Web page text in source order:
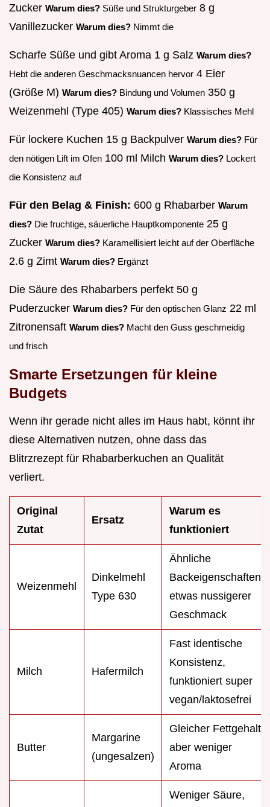
Zucker Warum dies? Süße und Strukturgeber 8 g
Vanillezucker Warum dies? Nimmt die
Scharfe Süße und gibt Aroma 1 g Salz Warum dies?
Hebt die anderen Geschmacksnuancen hervor 4 Eier
(Größe M) Warum dies? Bindung und Volumen 350 g
Weizenmehl (Type 405) Warum dies? Klassisches Mehl
Für lockere Kuchen 15 g Backpulver Warum dies? Für
den nötigen Lift im Ofen 100 ml Milch Warum dies? Lockert
die Konsistenz auf
Für den Belag & Finish: 600 g Rhabarber Warum
dies? Die fruchtige, säuerliche Hauptkomponente 25 g
Zucker Warum dies? Karamellisiert leicht auf der Oberfläche
2.6 g Zimt Warum dies? Ergänzt
Die Säure des Rhabarbers perfekt 50 g
Puderzucker Warum dies? Für den optischen Glanz 22 ml
Zitronensaft Warum dies? Macht den Guss geschmeidig
und frisch
Smarte Ersetzungen für kleine
Budgets
Wenn ihr gerade nicht alles im Haus habt, könnt ihr
diese Alternativen nutzen, ohne dass das
Blitrzrezept für Rhabarberkuchen an Qualität
verliert.
Original
Zutat
Ersatz
Warum es
funktioniert
Weizenmehl
Dinkelmehl
Type 630
Ähnliche
Backeigenschaften,
etwas nussigerer
Geschmack
Milch Hafermilch
Fast identische
Konsistenz,
funktioniert super
vegan/laktosefrei
Butter
Margarine
(ungesalzen)
Gleicher Fettgehalt,
aber weniger
Aroma
Weniger Säure,